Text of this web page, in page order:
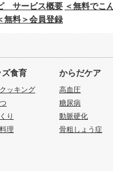
サービス概要 ＜無料でこ
無料＞会員登録
ズ食育
ッキング
り
理
からだケア
高血圧
糖尿病
動脈硬化
骨粗しょう症